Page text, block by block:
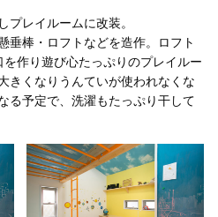
プレイルームに改装。
垂棒・ロフトなどを造作。ロフト
作り遊び心たっぷりのプレイルー
きくなりうんていが使われなくな
る予定で、洗濯もたっぷり干して